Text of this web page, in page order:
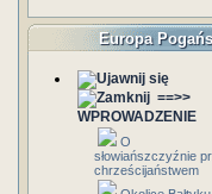
Europa
==>>
WPROWADZENIE
O
słowiańszczyźnie
chrześcijaństwem